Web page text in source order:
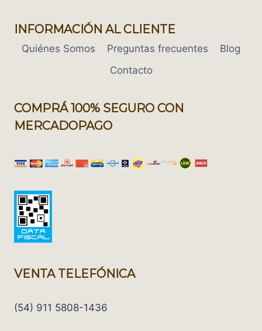
INFORMACIÓN AL CLIENTE
Quiénes Somos Preguntas frecuentes
Blog
Contacto
COMPRÁ 100% SEGURO CON
MERCADOPAGO
VENTA TELEFÓNICA
(54) 911 5808-1436